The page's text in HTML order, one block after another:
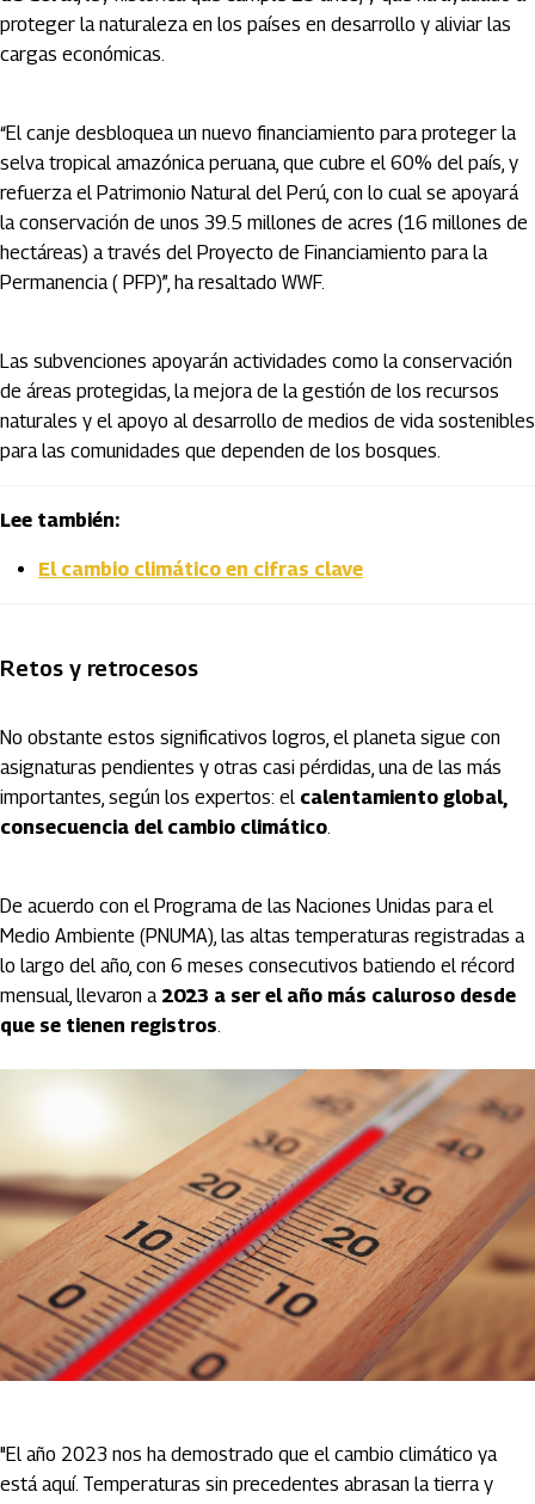
proteger la naturaleza en los países en desarrollo y aliviar las
cargas económicas.
“El canje desbloquea un nuevo financiamiento para proteger la
selva tropical amazónica peruana, que cubre el 60% del país, y
refuerza el Patrimonio Natural del Perú, con lo cual se apoyará
la conservación de unos 39.5 millones de acres (16 millones de
hectáreas) a través del Proyecto de Financiamiento para la
Permanencia ( PFP)”, ha resaltado WWF.
Las subvenciones apoyarán actividades como la conservación
de áreas protegidas, la mejora de la gestión de los recursos
naturales y el apoyo al desarrollo de medios de vida sostenibles
para las comunidades que dependen de los bosques.
Lee también:
El cambio climático en cifras clave
Retos y retrocesos
No obstante estos significativos logros, el planeta sigue con
asignaturas pendientes y otras casi pérdidas, una de las más
importantes, según los expertos: el calentamiento global,
consecuencia del cambio climático.
De acuerdo con el Programa de las Naciones Unidas para el
Medio Ambiente (PNUMA), las altas temperaturas registradas a
lo largo del año, con 6 meses consecutivos batiendo el récord
mensual, llevaron a2023 a ser el año más caluroso desde
que se tienen registros.
"El año 2023 nos ha demostrado que el cambio climático ya
está aquí. Temperaturas sin precedentes abrasan la tierra y